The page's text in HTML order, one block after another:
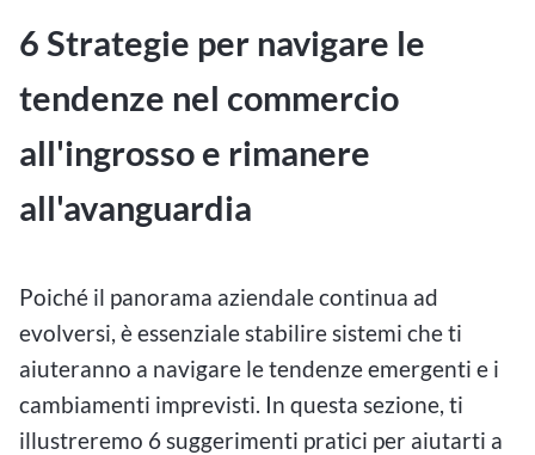
6 Strategie per navigare le
tendenze nel commercio
all'ingrosso e rimanere
all'avanguardia
Poiché il panorama aziendale continua ad
evolversi, è essenziale stabilire sistemi che ti
aiuteranno a navigare le tendenze emergenti e i
cambiamenti imprevisti. In questa sezione, ti
illustreremo 6 suggerimenti pratici per aiutarti a